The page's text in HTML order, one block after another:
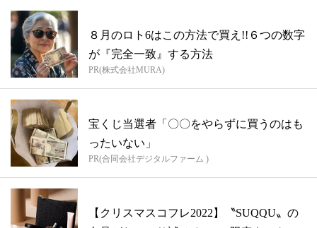
８月のロト6はこの方法で買え!!６つの数字
が『完全一致』する方法
PR(株式会社MURA)
宝くじ当選者「〇〇をやらずに買うのはも
ったいない」
PR(合同会社デジタルファーム )
【クリスマスコフレ2022】〝SUQQU〟の